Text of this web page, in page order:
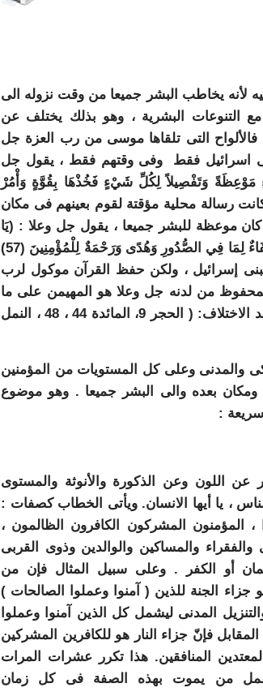
فيه لأنه يخاطب البشر جميعا من وقت نزوله الى
مع التنوعات البشرية ، وهو بذلك يختلف عن
التى تلقاها موسى من رب العزة جل
اسرائيل فقط وفى وقتهم فقط ، يقول جل
مَوْعِظَةً وَتَفْصِيلاً لِكُلِّ شَيْءٍ فَخُذْهَا بِقُوَّةٍ وَأْمُرْ
) (145) الاعراف )، كانت رسالة محلية مؤقتة لقوم بعينهم فى مكان
موعظة للبشر جميعا ، يقول جل وعلا : (يَا
أَيُّهَا النَّاسُ قَدْ جَاءَتْكُمْ مَوْعِظَةٌ مِنْ رَبِّكُمْ وَشِفَاءٌ لِمَا فِي الصُّدُورِ وَهُدًى وَرَحْمَةٌ لِلْمُؤْمِنِينَ (57)
إسرائيل ، ولكن حفظ القرآن موكول لرب
من لدنه جل وعلا هو المهيمن على ما
سبقه من كتاب سماوى، وجعله المرجعية عند الاختلاف: ( الحجر 9، المائدة 44 ، 48 ، النمل
والمدنى وعلى كل المستويات من المؤمنين
بعده والى البشر جميعا . وهو موضوع
سريعة :
عن اللون وعن الذكورة والأنوثة والمستوى
، يا أيها الانسان. ويأتى الخطاب كصفات :
، المؤمنون المشركون الكافرون الظالمون ،
والمساكين والوالدين وذوى القربى
أو الكفر . وعلى سبيل المثال فإن من
جزاء الجنة للذين ( آمنوا وعملوا الصالحات )
المدنى ليشمل كل الذين آمنوا وعملوا
فإنّ جزاء النار هو للكافرين المشركين
المنافقين. هذا تكرر عشرات المرات
من يموت بهذه الصفة فى كل زمان